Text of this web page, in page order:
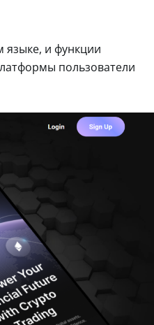
языке, и функции
пользователи